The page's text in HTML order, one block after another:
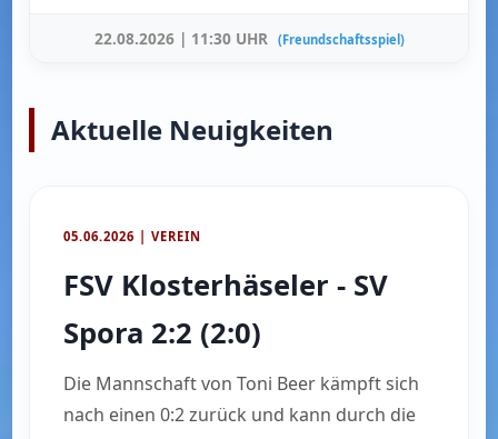
22.08.2026 | 11:30 UHR (Freundschaftsspiel)
Aktuelle Neuigkeiten
05.06.2026 | VEREIN
FSV Klosterhäseler - SV
Spora 2:2 (2:0)
Die Mannschaft von Toni Beer kämpft sich
nach einen 0:2 zurück und kann durch die